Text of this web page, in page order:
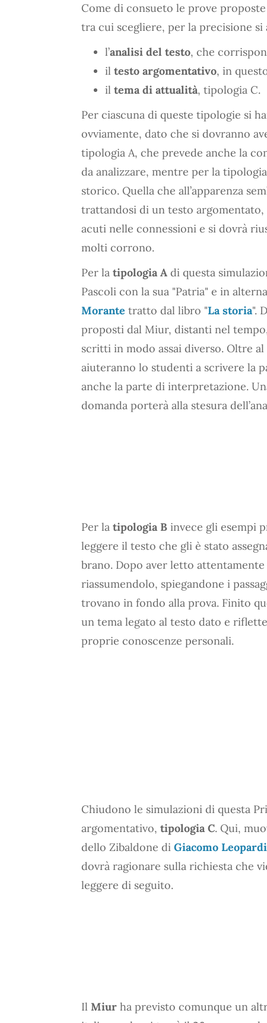
Come di consueto le prove
tra cui scegliere, per la precisione si
l’analisi del testo, che
il testo argomentativo, in
il tema di attualità, tipologia C.
Per ciascuna di queste tipologie si
ovviamente, dato che si dovranno
tipologia A, che prevede anche la
da analizzare, mentre per la
storico. Quella che all’apparenza
trattandosi di un testo argomentato,
acuti nelle connessioni e si dovrà
molti corrono.
Per la tipologia A di questa
Pascoli con la sua "Patria" e in
Morante tratto dal libro "La storia".
proposti dal Miur, distanti nel
scritti in modo assai diverso. Oltre
aiuteranno lo studenti a scrivere la
anche la parte di interpretazione.
domanda porterà alla stesura
Per la tipologia B invece gli esempi
leggere il testo che gli è stato
brano. Dopo aver letto
riassumendolo, spiegandone i
trovano in fondo alla prova. Finito
un tema legato al testo dato e
proprie conoscenze personali.
Chiudono le simulazioni di questa
argomentativo, tipologia C. Qui,
dello Zibaldone di Giacomo Leopardi
dovrà ragionare sulla richiesta che
leggere di seguito.
Il Miur ha previsto comunque un